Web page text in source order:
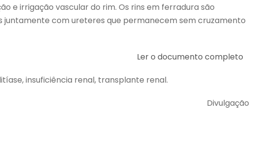
e irrigação vascular do rim. Os rins em ferradura são
juntamente com ureteres que permanecem sem cruzamento
Ler o documento completo
insuficiência renal, transplante renal.
Divulgação